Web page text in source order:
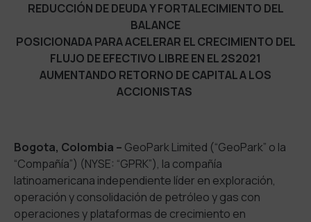
REDUCCIÓN DE DEUDA Y FORTALECIMIENTO DEL
BALANCE
POSICIONADA PARA ACELERAR EL CRECIMIENTO DEL
FLUJO DE EFECTIVO LIBRE EN EL 2S2021
AUMENTANDO RETORNO DE CAPITAL A LOS
ACCIONISTAS
Bogota, Colombia – GeoPark Limited (“GeoPark” o la
“Compañía”) (NYSE: “GPRK”), la compañía
latinoamericana independiente líder en exploración,
operación y consolidación de petróleo y gas con
operaciones y plataformas de crecimiento en